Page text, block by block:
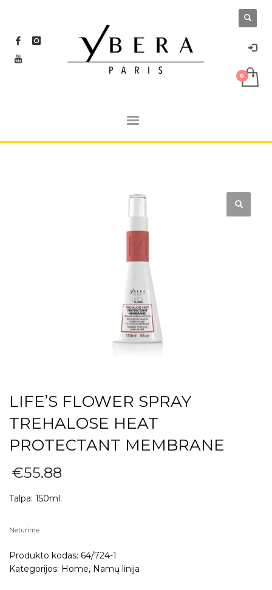
LIFE’S FLOWER SPRAY
TREHALOSE HEAT
PROTECTANT MEMBRANE
€55.88
Talpa: 150ml.
Neturime
Produkto kodas: 64/724-1
Kategorijos: Home, Namų linija